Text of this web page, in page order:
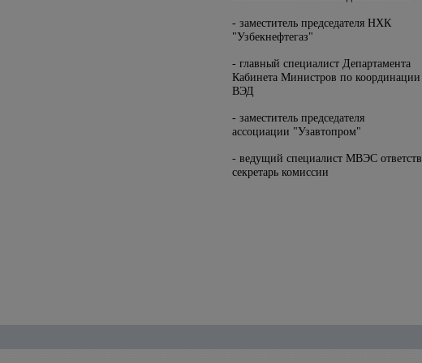
- заместитель председателя НХК
"Узбекнефтегаз"
- главный специалист Департамента
Кабинета Министров по координации
ВЭД
- заместитель председателя
ассоциации "Узавтопром"
- ведущий специалист МВЭС
секретарь комиссии